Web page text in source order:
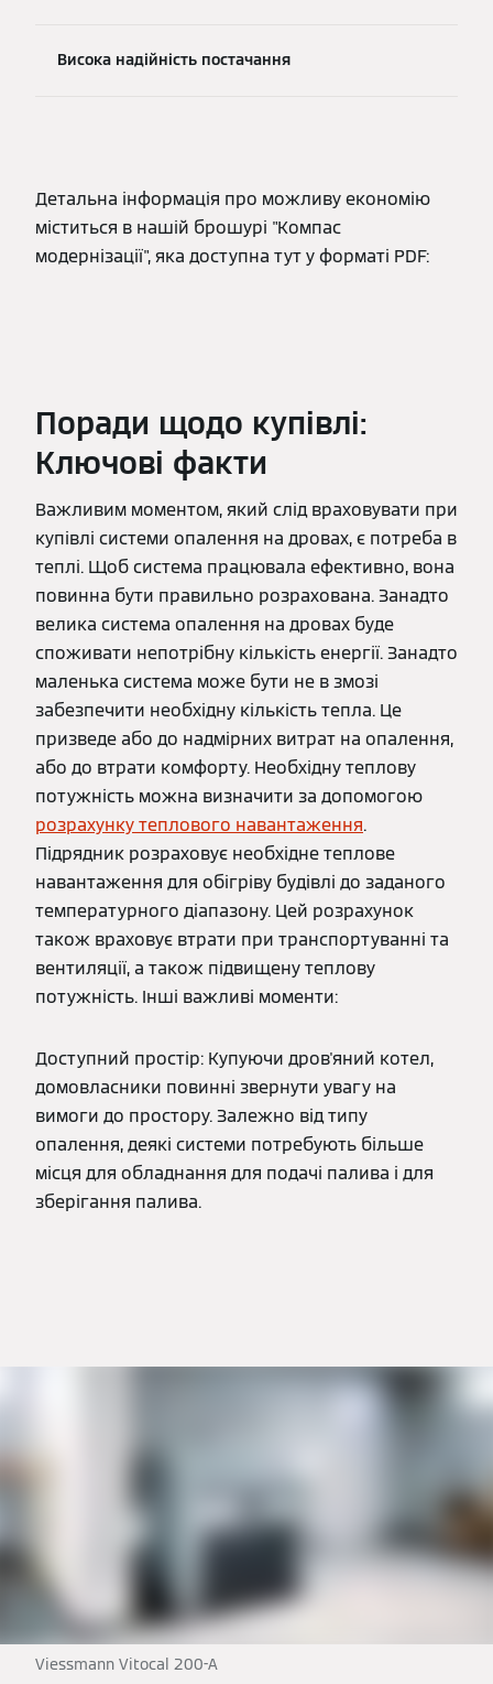
Висока надійність постачання
Детальна інформація про можливу економію
міститься в нашій брошурі "Компас
модернізації", яка доступна тут у форматі PDF:
Поради щодо купівлі:
Ключові факти
Важливим моментом, який слід враховувати при
купівлі системи опалення на дровах, є потреба в
теплі. Щоб система працювала ефективно, вона
повинна бути правильно розрахована. Занадто
велика система опалення на дровах буде
споживати непотрібну кількість енергії. Занадто
маленька система може бути не в змозі
забезпечити необхідну кількість тепла. Це
призведе або до надмірних витрат на опалення,
або до втрати комфорту. Необхідну теплову
потужність можна визначити за допомогою
розрахунку теплового навантаження.
Підрядник розраховує необхідне теплове
навантаження для обігріву будівлі до заданого
температурного діапазону. Цей розрахунок
також враховує втрати при транспортуванні та
вентиляції, а також підвищену теплову
потужність. Інші важливі моменти:
Доступний простір: Купуючи дров'яний котел,
домовласники повинні звернути увагу на
вимоги до простору. Залежно від типу
опалення, деякі системи потребують більше
місця для обладнання для подачі палива і для
зберігання палива.
Viessmann Vitocal 200-A